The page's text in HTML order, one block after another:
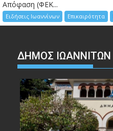
Απόφαση (ΦΕΚ...
Ειδήσεις Ιωαννίνων Επικαιρότητα
ΔΗΜΟΣ ΙΩΑΝΝΙΤΩΝ